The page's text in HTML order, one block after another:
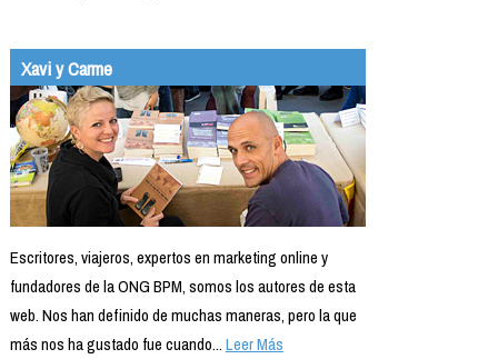
Xavi y Carme
Escritores, viajeros, expertos en marketing online y
fundadores de la ONG BPM, somos los autores de esta
web. Nos han definido de muchas maneras, pero la que
más nos ha gustado fue cuando...Leer Más